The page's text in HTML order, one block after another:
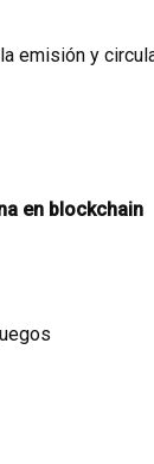
emisión y
en blockchain